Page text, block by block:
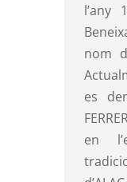
l’any
nom
es
en